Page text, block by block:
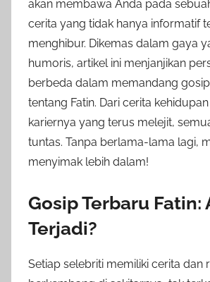
akan membawa Anda pada
cerita yang tidak hanya informatif
menghibur. Dikemas dalam gaya
humoris, artikel ini menjanjikan
berbeda dalam memandang
tentang Fatin. Dari cerita
kariernya yang terus melejit,
tuntas. Tanpa berlama-lama lagi,
menyimak lebih dalam!
Gosip Terbaru Fatin:
Terjadi?
Setiap selebriti memiliki cerita dan